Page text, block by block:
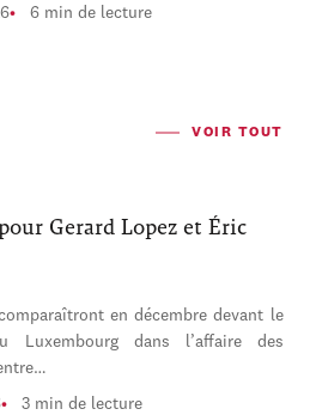
6 min de lecture
VOIR TOUT
Gerard Lopez et Éric
en décembre devant le
Luxembourg dans l’affaire des
3 min de lecture